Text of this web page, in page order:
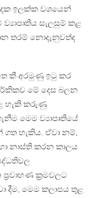
ඉලක්ක වශයෙන්
සැලසුම් කළ
තරම් නොදැනුවත්ද
කී අරමුණු ඉටු කර
මේ දෙස බලන
හැකි කරුණු
මෙම ව්‍යාපෘතියේ
හැකිය. ඒවා නම්,
නාස්ති කරන කාලය
ක‍්‍රමවලට
දීම, මෙම කලාපය තුළ